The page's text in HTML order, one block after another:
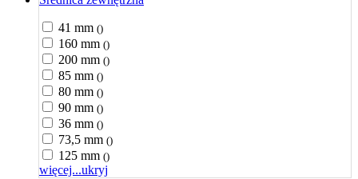
41 mm ()
160 mm ()
200 mm ()
85 mm ()
80 mm ()
90 mm ()
36 mm ()
73,5 mm ()
125 mm ()
więcej...ukryj